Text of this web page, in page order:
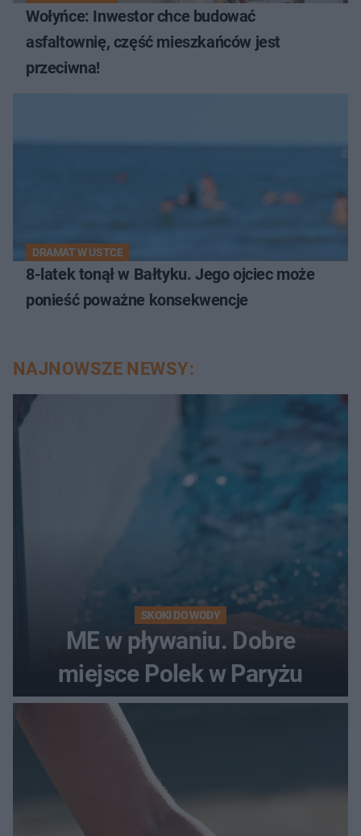
Wołyńce: Inwestor chce budować
asfaltownię, część mieszkańców jest
przeciwna!
DRAMAT W USTCE
8-latek tonął w Bałtyku. Jego ojciec może
ponieść poważne konsekwencje
NAJNOWSZE NEWSY:
SKOKI DO WODY
ME w pływaniu. Dobre
miejsce Polek w Paryżu